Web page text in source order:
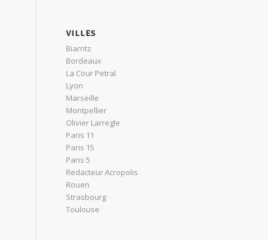
VILLES
Biarritz
Bordeaux
La Cour Petral
Lyon
Marseille
Montpellier
Olivier Larregle
Paris 11
Paris 15
Paris 5
Redacteur Acropolis
Rouen
Strasbourg
Toulouse